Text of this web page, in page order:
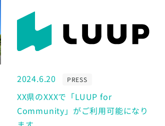
2024.6.20 PRESS
XX県のXXXで「LUUP for
Community」がご利用可能になり